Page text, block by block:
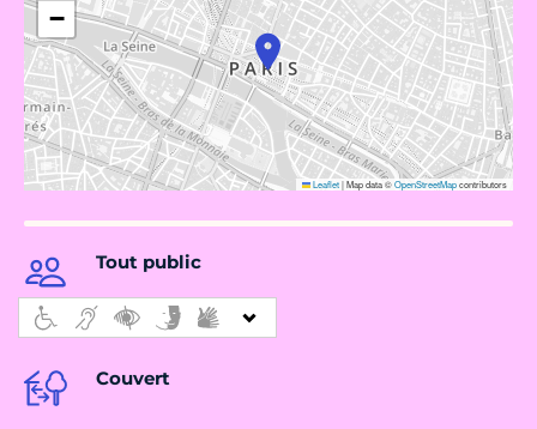
−
Leaflet|Map data ©OpenStreetMapcontributors
Tout public
Couvert